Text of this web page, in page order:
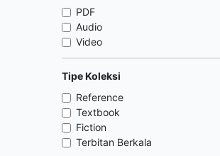
PDF
Audio
Video
Tipe Koleksi
Reference
Textbook
Fiction
Terbitan Berkala